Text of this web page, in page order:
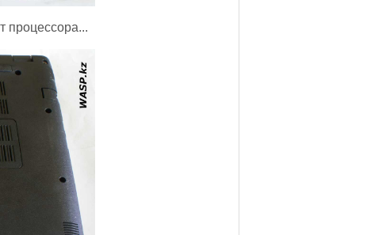
процессора...